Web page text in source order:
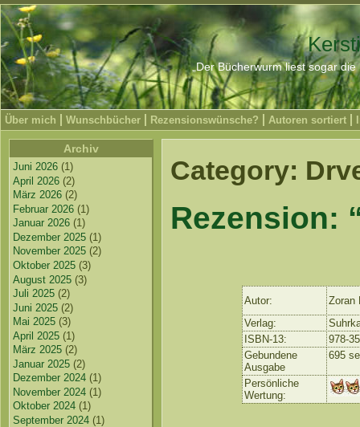
„Der Bücherwurm liest sogar
Über mich Wunschbücher Rezensionswünsche? Autoren sortiert
Archiv
Juni 2026 (1)
April 2026 (2)
März 2026 (2)
Februar 2026 (1)
Januar 2026 (1)
Dezember 2025 (1)
November 2025 (2)
Oktober 2025 (3)
August 2025 (3)
Juli 2025 (2)
Juni 2025 (2)
Mai 2025 (3)
April 2025 (1)
März 2025 (2)
Januar 2025 (2)
Dezember 2024 (1)
November 2024 (1)
Oktober 2024 (1)
September 2024 (1)
Category:
Rezension:
Autor:
Zoran
Verlag:
ISBN-13:
978-
Gebundene
Ausgabe
695
Persönliche
Wertung: